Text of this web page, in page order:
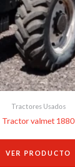
Tractores Usados
Tractor valmet 1880
VER PRODUCTO